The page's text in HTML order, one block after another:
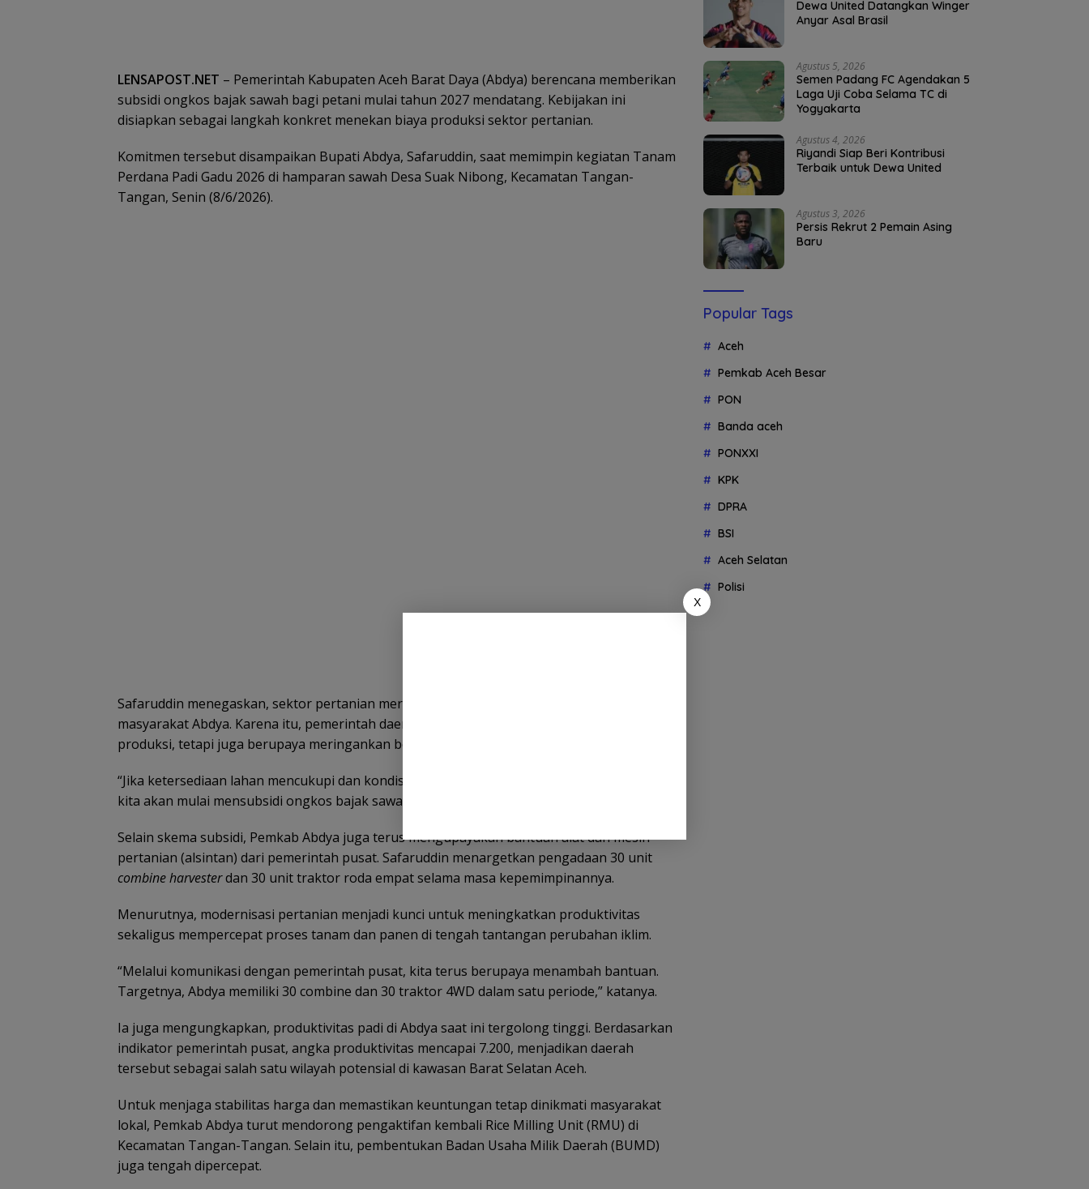
LENSAPOST.NET – Pemerintah Kabupaten Aceh Barat Daya (Abdya) berencana memberikan
subsidi ongkos bajak sawah bagi petani mulai tahun 2027 mendatang. Kebijakan ini
disiapkan sebagai langkah konkret menekan biaya produksi sektor pertanian.
Komitmen tersebut disampaikan Bupati Abdya, Safaruddin, saat memimpin kegiatan Tanam
Perdana Padi Gadu 2026 di hamparan sawah Desa Suak Nibong, Kecamatan Tangan-
Tangan, Senin (8/6/2026).
Safaruddin menegaskan, sektor pertanian merupakan tulang punggung ekonomi
masyarakat Abdya. Karena itu, pemerintah daerah tidak hanya berfokus pada peningkatan
produksi, tetapi juga berupaya meringankan beban biaya yang ditanggung petani.
“Jika ketersediaan lahan mencukupi dan kondisi keuangan daerah mendukung, pada 2027
kita akan mulai mensubsidi ongkos bajak sawah,” ujar Safaruddin.
Selain skema subsidi, Pemkab Abdya juga terus mengupayakan bantuan alat dan mesin
pertanian (alsintan) dari pemerintah pusat. Safaruddin menargetkan pengadaan 30 unit
combine harvesterdan 30 unit traktor roda empat selama masa kepemimpinannya.
Menurutnya, modernisasi pertanian menjadi kunci untuk meningkatkan produktivitas
sekaligus mempercepat proses tanam dan panen di tengah tantangan perubahan iklim.
“Melalui komunikasi dengan pemerintah pusat, kita terus berupaya menambah bantuan.
Targetnya, Abdya memiliki 30 combine dan 30 traktor 4WD dalam satu periode,” katanya.
Ia juga mengungkapkan, produktivitas padi di Abdya saat ini tergolong tinggi. Berdasarkan
indikator pemerintah pusat, angka produktivitas mencapai 7.200, menjadikan daerah
tersebut sebagai salah satu wilayah potensial di kawasan Barat Selatan Aceh.
Untuk menjaga stabilitas harga dan memastikan keuntungan tetap dinikmati masyarakat
lokal, Pemkab Abdya turut mendorong pengaktifan kembali Rice Milling Unit (RMU) di
Kecamatan Tangan-Tangan. Selain itu, pembentukan Badan Usaha Milik Daerah (BUMD)
juga tengah dipercepat.
Dewa United Datangkan Winger
Anyar Asal Brasil
Agustus 5, 2026
Semen Padang FC Agendakan 5
Laga Uji Coba Selama TC di
Yogyakarta
Agustus 4, 2026
Riyandi Siap Beri Kontribusi
Terbaik untuk Dewa United
Agustus 3, 2026
Persis Rekrut 2 Pemain Asing
Baru
Popular Tags
Aceh
Pemkab Aceh Besar
PON
Banda aceh
PONXXI
KPK
DPRA
BSI
Aceh Selatan
Polisi
X